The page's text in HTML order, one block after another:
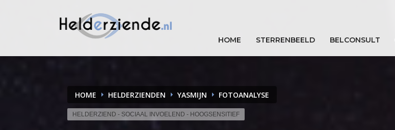
HOME STERRENBEELD BELCONSULT
HOME HELDERZIENDEN YASMIJN FOTOANALYSE
HELDERZIEND - SOCIAAL INVOELEND - HOOGSENSITIEF